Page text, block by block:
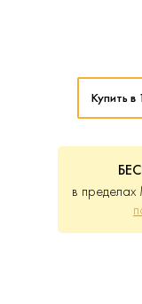
Купить в
в